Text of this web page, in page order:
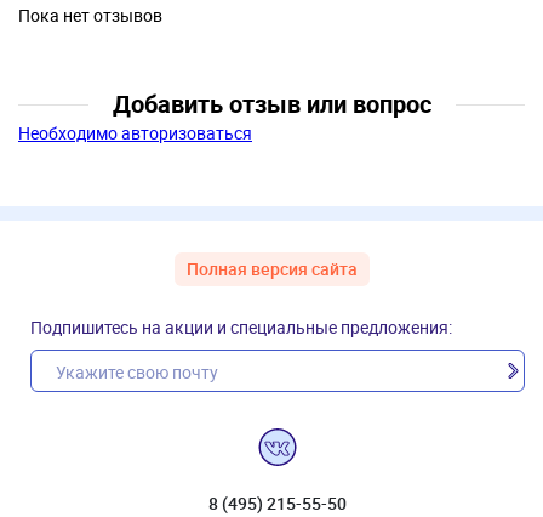
Пока нет отзывов
Добавить отзыв или вопрос
Необходимо авторизоваться
Полная версия сайта
Подпишитесь на акции и специальные предложения:
8 (495) 215-55-50